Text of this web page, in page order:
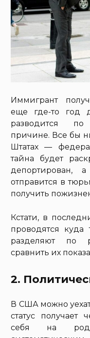
Иммигрант
еще где-то год
разводится
причине. Все бы
Штатах —
тайна будет
депортирован,
отправится в
получить
Кстати, в
проводятся куда
разделяют по
сравнить их
2.
В США можно
статус получает
себя на